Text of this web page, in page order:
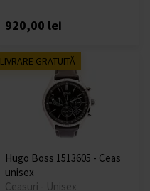
920,00 lei
LIVRARE GRATUITĂ
Hugo Boss 1513605 - Ceas
unisex
Ceasuri - Unisex